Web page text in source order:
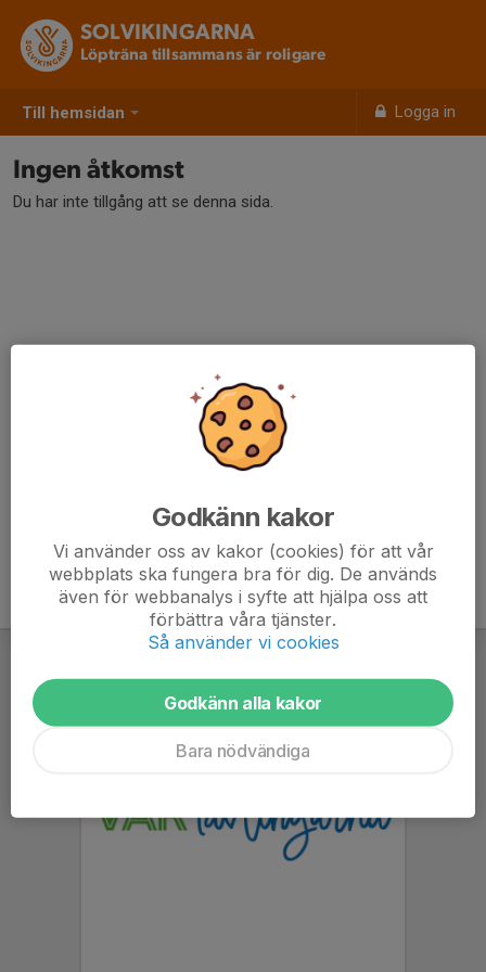
Till hemsidan Logga in
SOLVIKINGARNA
Löpträna tillsammans är roligare
Ingen åtkomst
Du har inte tillgång att se denna sida.
Godkänn kakor
Vi använder oss av kakor (cookies) för att vår
webbplats ska fungera bra för dig. De används
även för webbanalys i syfte att hjälpa oss att
förbättra våra tjänster.
Så använder vi cookies
Godkänn alla kakor
Bara nödvändiga